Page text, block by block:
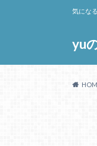
yu
気にな